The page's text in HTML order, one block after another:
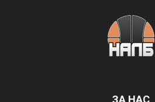
ЗА НАС